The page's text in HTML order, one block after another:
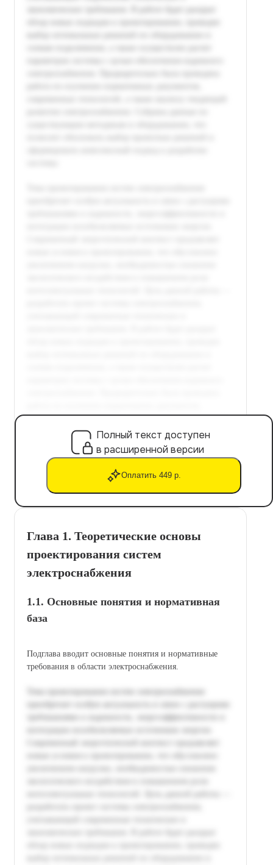
Полный текст доступен
в расширенной версии
Оплатить 449 р.
Глава 1. Теоретические основы
проектирования систем
электроснабжения
1.1. Основные понятия и нормативная
база
Подглавa вводит основные понятия и нормативные
требования в области электроснабжения.